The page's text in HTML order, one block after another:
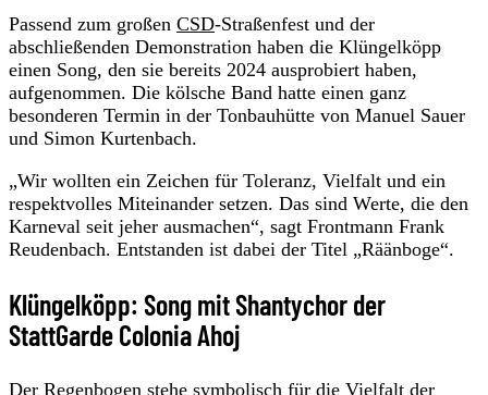
Passend zum großen CSD-Straßenfest und der
abschließenden Demonstration haben die Klüngelköpp
einen Song, den sie bereits 2024 ausprobiert haben,
aufgenommen. Die kölsche Band hatte einen ganz
besonderen Termin in der Tonbauhütte von Manuel Sauer
und Simon Kurtenbach.
„Wir wollten ein Zeichen für Toleranz, Vielfalt und ein
respektvolles Miteinander setzen. Das sind Werte, die den
Karneval seit jeher ausmachen“, sagt Frontmann Frank
Reudenbach. Entstanden ist dabei der Titel „Räänboge“.
Klüngelköpp: Song mit Shantychor der
StattGarde Colonia Ahoj
Der Regenbogen stehe symbolisch für die Vielfalt der